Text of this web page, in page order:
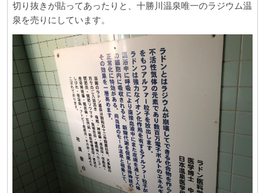
切り抜きが貼ってあったりと、十勝川温泉唯一のラジウム温
泉を売りにしています。